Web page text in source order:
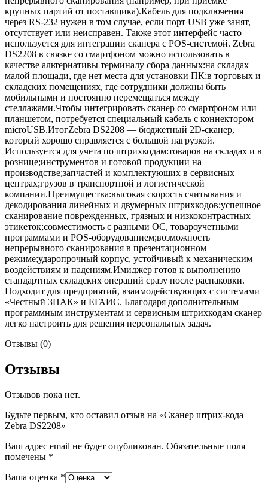
крупных партий от поставщика).Кабель для подключения
через RS-232 нужен в том случае, если порт USB уже занят,
отсутствует или неисправен. Также этот интерфейс часто
используется для интеграции сканера с POS-системой. Zebra
DS2208 в связке со смартфоном можно использовать в
качестве альтернативы терминалу сбора данных:на складах
малой площади, где нет места для установки ПК;в торговых и
складских помещениях, где сотрудники должны быть
мобильными и постоянно перемещаться между
стеллажами.Чтобы интегрировать сканер со смартфоном или
планшетом, потребуется специальный кабель с коннектором
microUSB.ИтогZebra DS2208 — бюджетный 2D-сканер,
который хорошо справляется с большой нагрузкой.
Используется для учета по штрихкодам:товаров на складах и в
рознице;инструментов и готовой продукции на
производстве;запчастей и комплектующих в сервисных
центрах;грузов в транспортной и логистической
компании.Преимущества:высокая скорость считывания и
декодирования линейных и двумерных штрихкодов;успешное
сканирование поврежденных, грязных и низкоконтрастных
этикеток;совместимость с разными ОС, товароучетными
программами и POS-оборудованием;возможность
непрерывного сканирования в презентационном
режиме;ударопрочный корпус, устойчивый к механическим
воздействиям и падениям.Имиджер готов к выполнению
стандартных складских операций сразу после распаковки.
Подходит для предприятий, взаимодействующих с системами
«Честный ЗНАК» и ЕГАИС. Благодаря дополнительным
программным инструментам и сервисным штрихкодам сканер
легко настроить для решения персональных задач.
Отзывы (0)
Отзывы
Отзывов пока нет.
Будьте первым, кто оставил отзыв на «Сканер штрих-кода
Zebra DS2208»
Ваш адрес email не будет опубликован. Обязательные поля
помечены *
Ваша оценка *